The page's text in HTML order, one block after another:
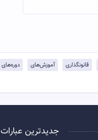
قانونگذاری آموزش‌های دوره‌های
جدیدترین عبارات